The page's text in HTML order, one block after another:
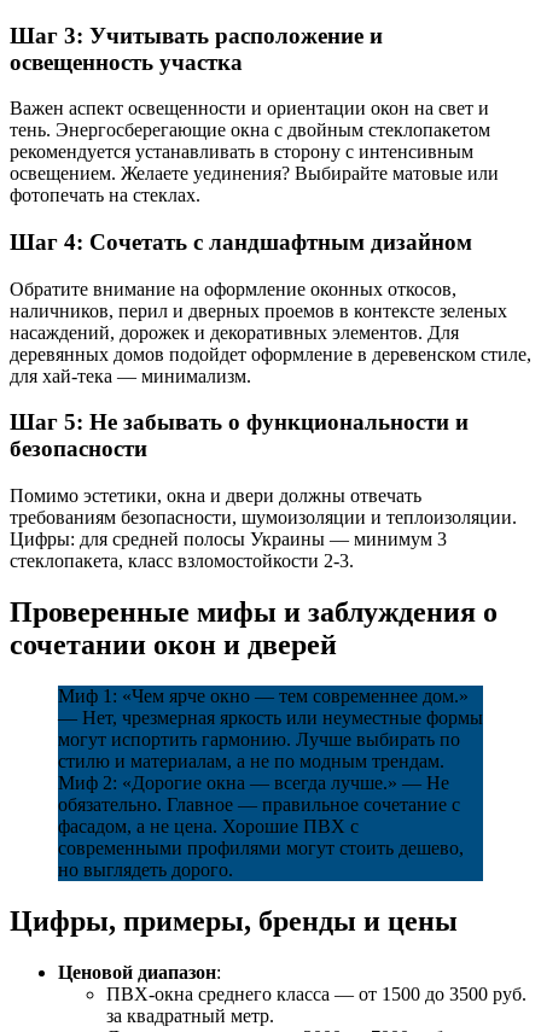
Шаг 3: Учитывать расположение и
освещенность участка
Важен аспект освещенности и ориентации окон на свет и
тень. Энергосберегающие окна с двойным стеклопакетом
рекомендуется устанавливать в сторону с интенсивным
освещением. Желаете уединения? Выбирайте матовые или
фотопечать на стеклах.
Шаг 4: Сочетать с ландшафтным дизайном
Обратите внимание на оформление оконных откосов,
наличников, перил и дверных проемов в контексте зеленых
насаждений, дорожек и декоративных элементов. Для
деревянных домов подойдет оформление в деревенском стиле,
для хай-тека — минимализм.
Шаг 5: Не забывать о функциональности и
безопасности
Помимо эстетики, окна и двери должны отвечать
требованиям безопасности, шумоизоляции и теплоизоляции.
Цифры: для средней полосы Украины — минимум 3
стеклопакета, класс взломостойкости 2-3.
Проверенные мифы и заблуждения о
сочетании окон и дверей
Миф 1: «Чем ярче окно — тем современнее дом.»
— Нет, чрезмерная яркость или неуместные формы
могут испортить гармонию. Лучше выбирать по
стилю и материалам, а не по модным трендам.
Миф 2: «Дорогие окна — всегда лучше.» — Не
обязательно. Главное — правильное сочетание с
фасадом, а не цена. Хорошие ПВХ с
современными профилями могут стоить дешево,
но выглядеть дорого.
Цифры, примеры, бренды и цены
Ценовой диапазон:
ПВХ-окна среднего класса — от 1500 до 3500 руб.
за квадратный метр.